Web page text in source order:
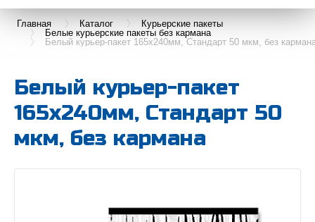
Главная Каталог
Курьерские пакеты
Белые курьерские пакеты без кармана
Белый курьер-пакет 165х240мм, Стандарт 50 мкм, без
Белый курьер-пакет
165х240мм, Стандарт 50
мкм, без кармана